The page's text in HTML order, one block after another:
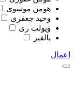
هومن موسوی
وحید جعفری
ویولت ری
یالقیز
اعمال